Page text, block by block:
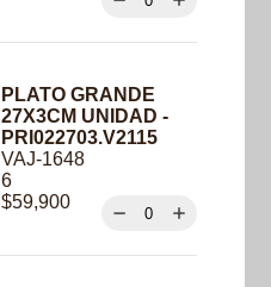
PLATO GRANDE
27X3CM UNIDAD -
PRI022703.V2115
VAJ-1648
6
$59,900